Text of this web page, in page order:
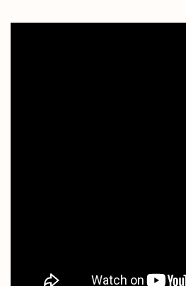
.